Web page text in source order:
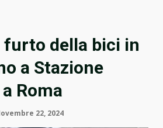
furto della bici in
a Stazione
Roma
22, 2024